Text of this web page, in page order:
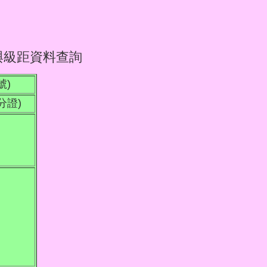
距資料查詢
)
證)